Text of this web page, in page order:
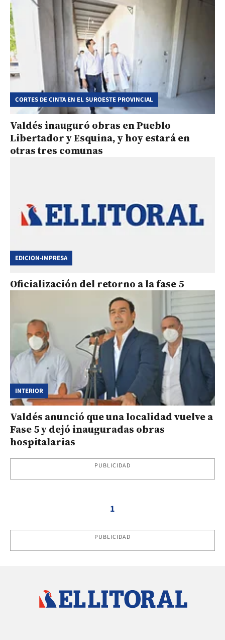
CORTES DE CINTA EN EL SUROESTE PROVINCIAL
Valdés inauguró obras en Pueblo
Libertador y Esquina, y hoy estará en
otras tres comunas
EDICION-IMPRESA
Oficialización del retorno a la fase 5
INTERIOR
Valdés anunció que una localidad vuelve a
Fase 5 y dejó inauguradas obras
hospitalarias
PUBLICIDAD
1
PUBLICIDAD